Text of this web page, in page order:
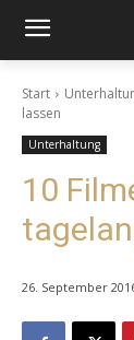
Start
lassen
Unterhaltung
10
26. September